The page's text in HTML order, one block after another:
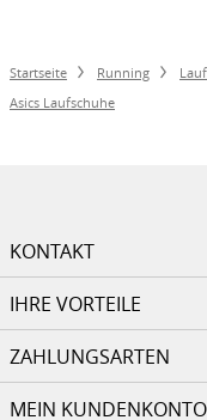
Startseite Running
Asics Laufschuhe
KONTAKT
IHRE VORTEILE
ZAHLUNGSARTEN
MEIN KUNDENKONTO